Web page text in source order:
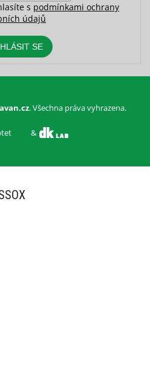
s podmínkami ochrany
údajů
SE
&
. Všechna práva vyhrazena.